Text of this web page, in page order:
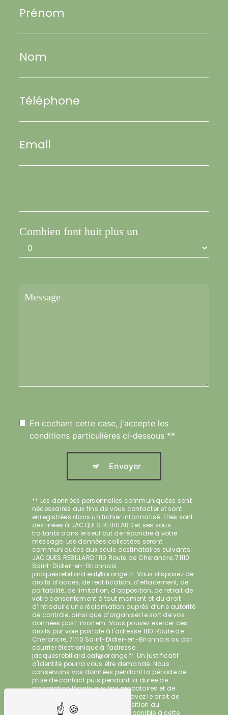
Prénom
Nom
Téléphone
Email
Combien font huit plus un
En cochant cette case, j'accepte les
conditions particulières ci-dessous **
Envoyer
** Les données personnelles communiquées sont
nécessaires aux fins de vous contacter et sont
enregistrées dans un fichier informatisé. Elles sont
destinées à JACQUES REBILLARD et ses sous-
traitants dans le seul but de répondre à votre
message. Les données collectées seront
communiquées aux seuls destinataires suivants:
JACQUES REBILLARD 1110 Route de Cherancre, 71110
Saint-Didier-en-Brionnais
jacquesrebillard.eaf@orange.fr. Vous disposez de
droits d’accès, de rectification, d’effacement, de
portabilité, de limitation, d’opposition, de retrait de
votre consentement à tout moment et du droit
d’introduire une réclamation auprès d’une autorité
de contrôle, ainsi que d’organiser le sort de vos
données post-mortem. Vous pouvez exercer ces
droits par voie postale à l'adresse 1110 Route de
Cherancre, 71110 Saint-Didier-en-Brionnais ou par
courrier électronique à l'adresse
jacquesrebillard.eaf@orange.fr. Un justificatif
d'identité pourra vous être demandé. Nous
conservons vos données pendant la période de
prise de contact puis pendant la durée de
prescription légale aux fins probatoires et de
gestion des contentieux. Vous avez le droit de
vous inscrire sur la liste d'opposition au
démarchage téléphonique, disponible à cette